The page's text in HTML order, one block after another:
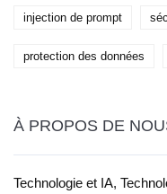
injection de prompt
protection des données
À PROPOS DE
Technologie et IA,